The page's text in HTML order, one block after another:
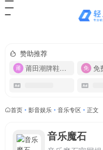
赞助推荐
莆田潮牌鞋服-货源
首页 • 影音娱乐 • 音乐专区 • 正文
音乐魔石